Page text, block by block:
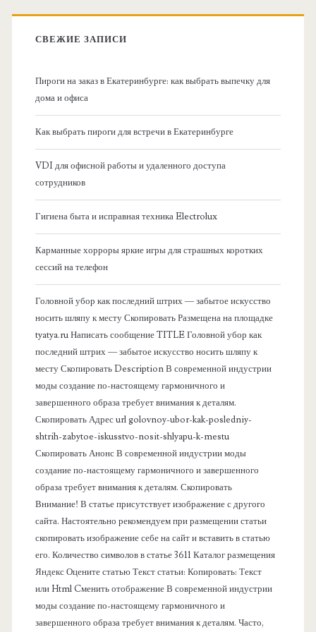
:
СВЕЖИЕ ЗАПИСИ
Пироги на заказ в Екатеринбурге: как выбрать выпечку для
дома и офиса
Как выбрать пироги для встречи в Екатеринбурге
VDI для офисной работы и удаленного доступа
сотрудников
Гигиена быта и исправная техника Electrolux
Карманные хорроры яркие игры для страшных коротких
сессий на телефон
Головной убор как последний штрих — забытое искусство
носить шляпу к месту Скопировать Размещена на площадке
tyatya.ru Написать сообщение TITLE Головной убор как
последний штрих — забытое искусство носить шляпу к
месту Скопировать Description В современной индустрии
моды создание по-настоящему гармоничного и
завершенного образа требует внимания к деталям.
Скопировать Адрес url golovnoy-ubor-kak-posledniy-
shtrih-zabytoe-iskusstvo-nosit-shlyapu-k-mestu
Скопировать Анонс В современной индустрии моды
создание по-настоящему гармоничного и завершенного
образа требует внимания к деталям. Скопировать
Внимание! В статье присутствует изображение с другого
сайта. Настоятельно рекомендуем при размещении статьи
скопировать изображение себе на сайт и вставить в статью
его. Количество символов в статье 3611 Каталог размещения
Яндекс Оцените статью Текст статьи: Копировать: Текст
или Html Cменить отображение В современной индустрии
моды создание по-настоящему гармоничного и
завершенного образа требует внимания к деталям. Часто,